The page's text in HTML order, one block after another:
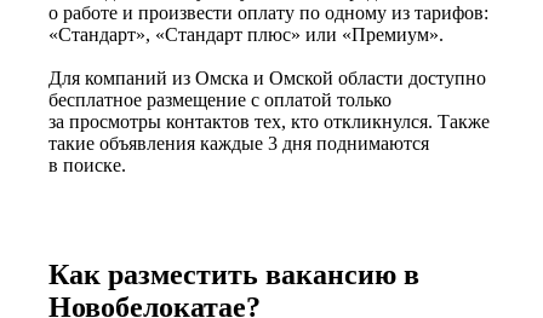
о работе и произвести оплату по одному из тарифов:
«Стандарт», «Стандарт плюс» или «Премиум».
Для компаний из Омска и Омской области доступно
бесплатное размещение с оплатой только
за просмотры контактов тех, кто откликнулся. Также
такие объявления каждые 3 дня поднимаются
в поиске.
Как разместить вакансию в
Новобелокатае?